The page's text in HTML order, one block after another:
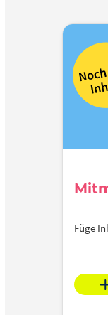
Füge